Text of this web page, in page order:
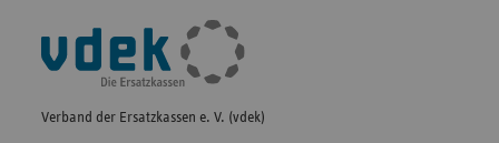
Fußleisten-
Navigation
Verband der Ersatzkassen e. V. (vdek)